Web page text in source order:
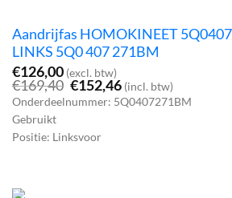
Aandrijfas HOMOKINEET
LINKS 5Q0 407 271BM
€126,00 (excl. btw)
€169,40 Oorspronkelijke
prijs
was:
€152,46Huidige
prijs
is:
(incl. btw)
Onderdeelnummer: 5Q0407271BM
Gebruikt
Positie: Linksvoor